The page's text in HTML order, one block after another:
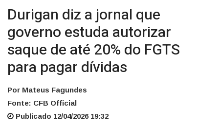
Durigan diz a jornal que
governo estuda autorizar
saque de até 20% do FGTS
para pagar dívidas
Por Mateus Fagundes
Fonte: CFB Official
Publicado 12/04/2026 19:32